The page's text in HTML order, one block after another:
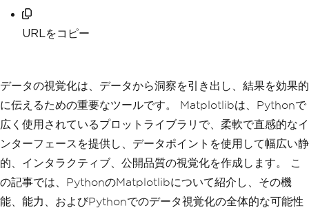
URLをコピー
データの視覚化は、データから洞察を引き出し、結果を効果的
に伝えるための重要なツールです。 Matplotlibは、Pythonで
広く使用されているプロットライブラリで、柔軟で直感的なイ
ンターフェースを提供し、データポイントを使用して幅広い静
的、インタラクティブ、公開品質の視覚化を作成します。 こ
の記事では、PythonのMatplotlibについて紹介し、その機
能、能力、およびPythonでのデータ視覚化の全体的な可能性